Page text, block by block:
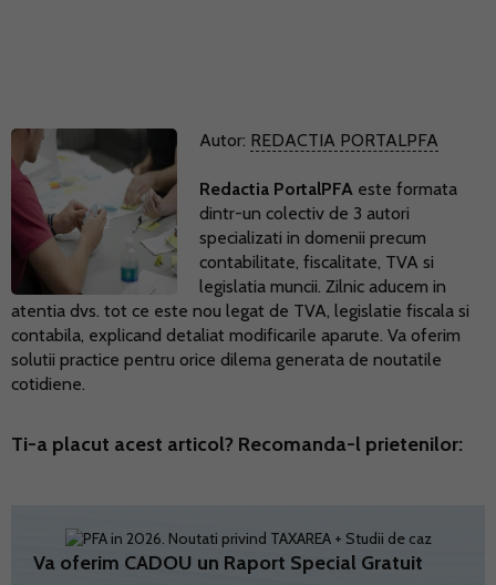
Autor: REDACTIA PORTALPFA
Redactia PortalPFA este formata
dintr-un colectiv de 3 autori
specializati in domenii precum
contabilitate, fiscalitate, TVA si
legislatia muncii. Zilnic aducem in
atentia dvs. tot ce este nou legat de TVA, legislatie fiscala si
contabila, explicand detaliat modificarile aparute. Va oferim
solutii practice pentru orice dilema generata de noutatile
cotidiene.
Ti-a placut acest articol? Recomanda-l prietenilor:
Va oferim CADOU un Raport Special Gratuit